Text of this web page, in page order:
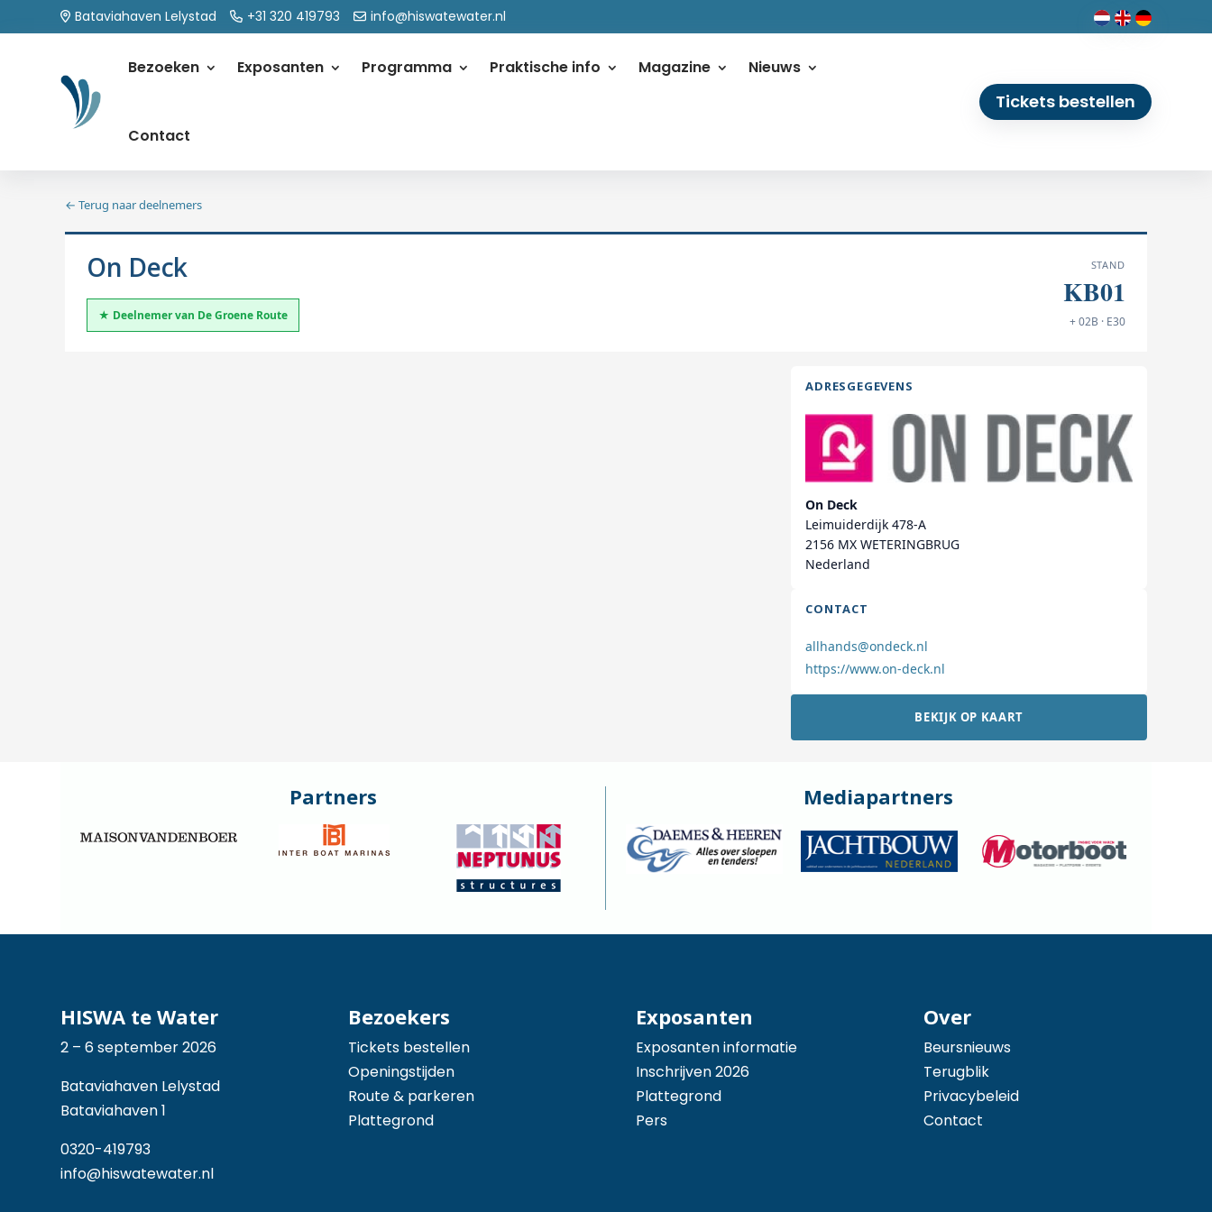
Bataviahaven Lelystad +31 320 419793 info@hiswatewater.nl
Bezoeken Exposanten Programma Praktische info Magazine Nieuws
Contact
Tickets bestellen
← Terug naar deelnemers
On Deck
★ Deelnemer van De Groene Route
STAND
KB01
+ 02B · E30
ADRESGEGEVENS
On Deck
Leimuiderdijk 478-A
2156 MX WETERINGBRUG
Nederland
CONTACT
allhands@ondeck.nl
https://www.on-deck.nl
BEKIJK OP KAART
Partners Mediapartners
HISWA te Water
2 – 6 september 2026
Bataviahaven Lelystad
Bataviahaven 1
0320-419793
info@hiswatewater.nl
Bezoekers
Tickets bestellen
Openingstijden
Route & parkeren
Plattegrond
Exposanten
Exposanten informatie
Inschrijven 2026
Plattegrond
Pers
Over
Beursnieuws
Terugblik
Privacybeleid
Contact